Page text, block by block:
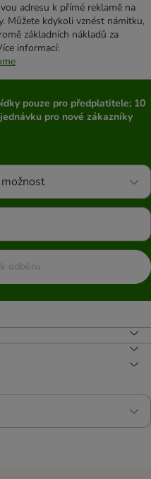
adresu k přímé reklamě na
Můžete kdykoli vznést námitku,
základních nákladů za
informací:
pouze pro předplatitele; 10
pro nové zákazníky
odběru